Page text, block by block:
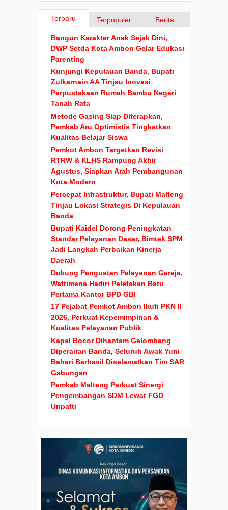
Terbaru Terpopuler Berita
Bangun Karakter Anak Sejak Dini,
DWP Setda Kota Ambon Gelar Edukasi
Parenting
Kunjungi Kepulauan Banda, Bupati
Zulkarnain AA Tinjau Inovasi
Perpustakaan Rumah Bambu Negeri
Tanah Rata
Metode Gasing Siap Diterapkan,
Pemkab Aru Optimistis Tingkatkan
Kualitas Belajar Siswa
Pemkot Ambon Targetkan Revisi
RTRW & KLHS Rampung Akhir
Agustus, Siapkan Arah Pembangunan
Kota Modern
Percepat Infrastruktur, Bupati Malteng
Tinjau Lokasi Strategis Di Kepulauan
Banda
Bupati Kaidel Dorong Peningkatan
Standar Pelayanan Dasar, Bimtek SPM
Jadi Langkah Perbaikan Kinerja
Daerah
Dukung Penguatan Pelayanan Gereja,
Wattimena Hadiri Peletakan Batu
Pertama Kantor BPD GBI
17 Pejabat Pemkot Ambon Ikuti PKN II
2026, Perkuat Kepemimpinan &
Kualitas Pelayanan Publik
Kapal Bocor Dihantam Gelombang
Diperairan Banda, Seluruh Awak Yuni
Bahari Berhasil Diselamatkan Tim SAR
Gabungan
Pemkab Malteng Perkuat Sinergi
Pengembangan SDM Lewat FGD
Unpatti